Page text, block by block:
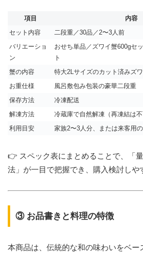
項目
内容
セット内容
二段重／30品／2〜3人前
バリエーショ
ン
おせち単品／ズワイ蟹600gセ
ト
蟹の内容
特大2Lサイズのカット済みズワ
お重仕様
風呂敷包み包装の豪華二段重
保存方法
冷凍配送
解凍方法
冷蔵庫で自然解凍（再凍結は不
利用目安
家族2〜3人分、または来客用
👉 スペック表にまとめることで、「
法」が一目で把握でき、購入検討しや
③ お品書きと料理の特徴
本商品は、伝統的な和の味わいをベー